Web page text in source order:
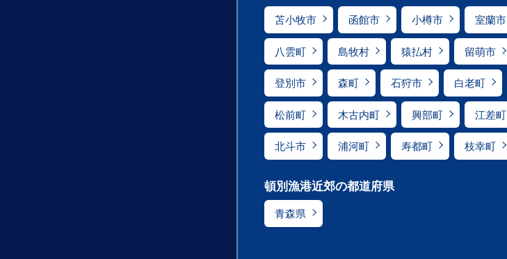
苫小牧市 函館市 小樽市 室蘭市
八雲町 島牧村 猿払村 留萌市
登別市 森町 石狩市 白老町
松前町 木古内町 興部町 江差町
北斗市 浦河町 寿都町 枝幸町
頓別漁港近郊の都道府県
青森県